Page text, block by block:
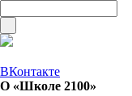
ВКонтакте
О «Школе 2100»